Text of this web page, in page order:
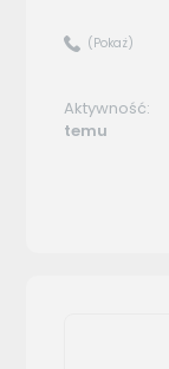
(Pokaż)
Aktywność:
temu